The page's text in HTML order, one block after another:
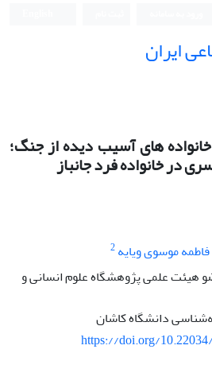
ایران
های آسیب دیده از جنگ؛
در خانواده فرد جانباز
فاطمه موسوی ویایه2
هیئت علمی پژوهشگاه علوم انسانی و
دانشگاه کاشان
https://doi.org/